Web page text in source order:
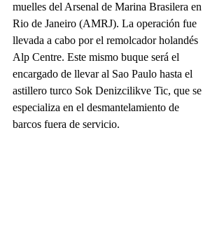
muelles del Arsenal de Marina Brasilera en
Rio de Janeiro (AMRJ). La operación fue
llevada a cabo por el remolcador holandés
Alp Centre. Este mismo buque será el
encargado de llevar al Sao Paulo hasta el
astillero turco Sok Denizcilikve Tic, que se
especializa en el desmantelamiento de
barcos fuera de servicio.